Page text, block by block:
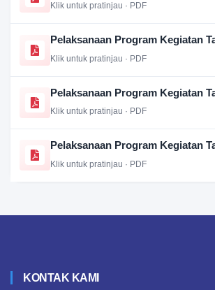
Klik untuk pratinjau · PDF
Pelaksanaan Program Kegiatan
Klik untuk pratinjau · PDF
Pelaksanaan Program Kegiatan
Klik untuk pratinjau · PDF
Pelaksanaan Program Kegiatan
Klik untuk pratinjau · PDF
KONTAK KAMI